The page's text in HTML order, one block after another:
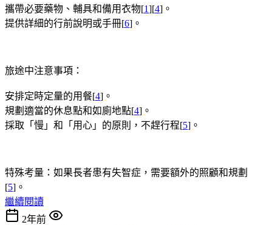
攜帶必要藥物、輔具和備用衣物[1][4]。
提供詳細的行前說明或手冊[6]。
旅途中注意事項：
安排定時定量的用餐[4]。
規劃適當的休息點和如廁地點[4]。
採取「慢」和「用心」的原則，不趕行程[5]。
特殊考量：如果長者患有失智症，需要額外的照顧和規劃
[5]。
繼續閱讀
2年前